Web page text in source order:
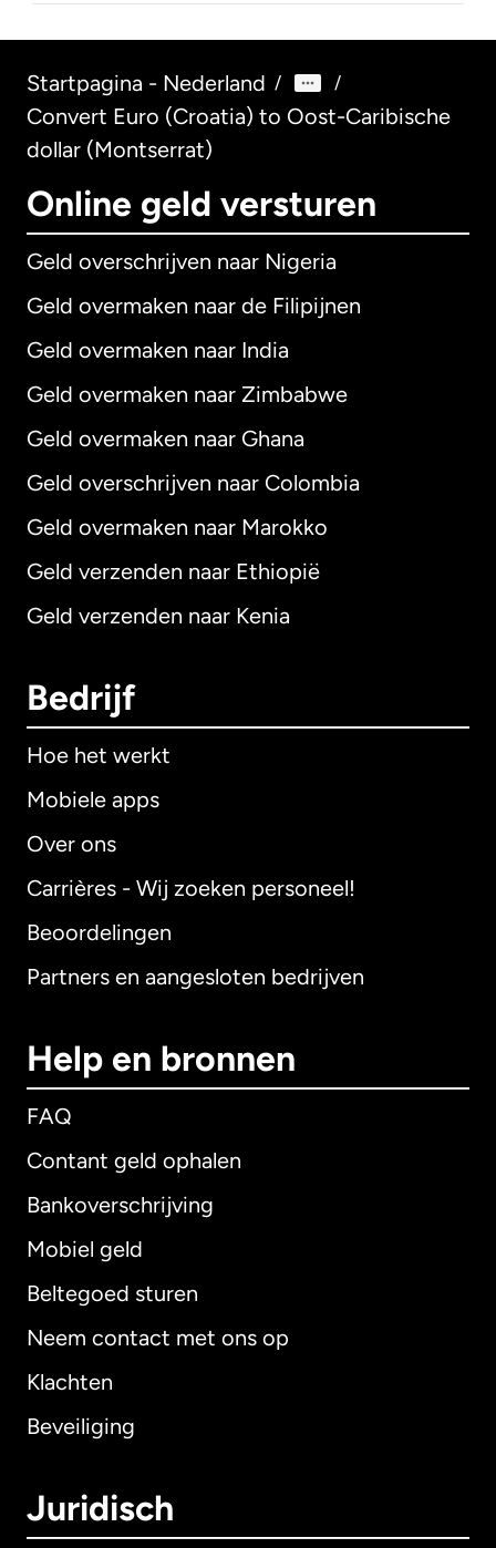
Startpagina - Nederland / /
Convert Euro (Croatia) to Oost-Caribische
dollar (Montserrat)
Online geld versturen
Geld overschrijven naar Nigeria
Geld overmaken naar de Filipijnen
Geld overmaken naar India
Geld overmaken naar Zimbabwe
Geld overmaken naar Ghana
Geld overschrijven naar Colombia
Geld overmaken naar Marokko
Geld verzenden naar Ethiopië
Geld verzenden naar Kenia
Bedrijf
Hoe het werkt
Mobiele apps
Over ons
Carrières - Wij zoeken personeel!
Beoordelingen
Partners en aangesloten bedrijven
Help en bronnen
FAQ
Contant geld ophalen
Bankoverschrijving
Mobiel geld
Beltegoed sturen
Neem contact met ons op
Klachten
Beveiliging
Juridisch